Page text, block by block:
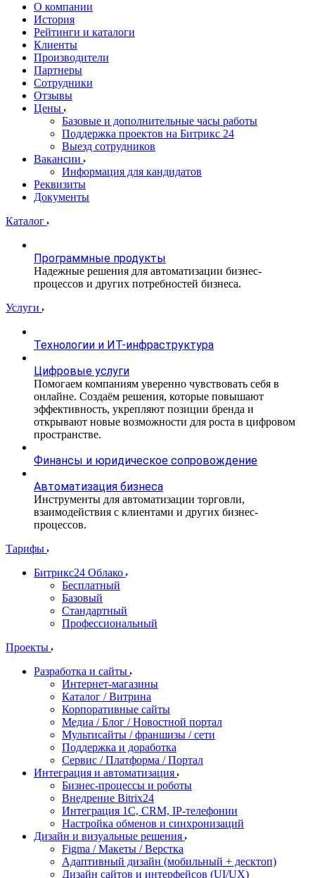
О компании
История
Рейтинги и каталоги
Клиенты
Производители
Партнеры
Сотрудники
Отзывы
Цены
Базовые и дополнительные часы работы
Поддержка проектов на Битрикс 24
Выезд сотрудников
Вакансии
Информация для кандидатов
Реквизиты
Документы
Каталог
Программные продукты
Надежные решения для автоматизации бизнес-
процессов и других потребностей бизнеса.
Услуги
Технологии и ИТ-инфраструктура
Цифровые услуги
Помогаем компаниям уверенно чувствовать себя в
онлайне. Создаём решения, которые повышают
эффективность, укрепляют позиции бренда и
открывают новые возможности для роста в цифровом
пространстве.
Финансы и юридическое сопровождение
Автоматизация бизнеса
Инструменты для автоматизации торговли,
взаимодействия с клиентами и других бизнес-
процессов.
Тарифы
Битрикс24 Облако
Бесплатный
Базовый
Стандартный
Профессиональный
Проекты
Разработка и сайты
Интернет-магазины
Каталог / Витрина
Корпоративные сайты
Медиа / Блог / Новостной портал
Мультисайты / франшизы / сети
Поддержка и доработка
Сервис / Платформа / Портал
Интеграция и автоматизация
Бизнес-процессы и роботы
Внедрение Bitrix24
Интеграция 1С, CRM, IP-телефонии
Настройка обменов и синхронизаций
Дизайн и визуальные решения
Figma / Макеты / Верстка
Адаптивный дизайн (мобильный + десктоп)
Дизайн сайтов и интерфейсов (UI/UX)